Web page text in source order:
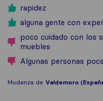
rapidez
alguna gente con
poco cuidado con los
muebles
Algunas personas
Mudanza de Valdemoro